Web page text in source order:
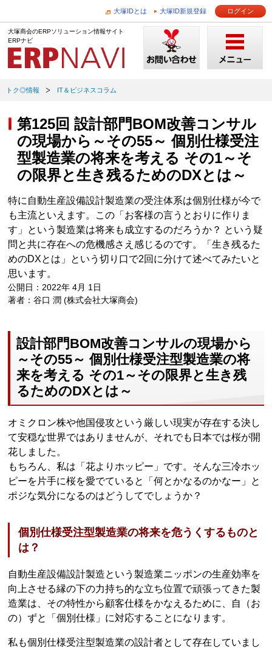
大塚IDとは 大塚ID新規登録 ログイン
大塚商会のERPソリューション情報サイト
ERPナビ
トク◎情報 IT＆ビジネスコラム
第125回 設計部門BOM改善コンサル
の現場から～その55～ 個別仕様受注
型製造業の将来を考える その1～そ
の限界と生き残るためのDXとは～
特に自動生産設備設計製造業の受注体系は個別仕様が今で
も主流といえます。この「お客様の言うとおりに作りま
す」という製造業は将来も成立するのだろうか？ という疑
問と共に存在への危機感さえ感じるのです。「生き残るた
めのDXとは」という切り口で2回に分けて述べてみたいと
思います。
公開日：2022年 4月 1日
著者：谷口 潤 (株式会社大塚商会)
設計部門BOM改善コンサルの現場から
～その55～ 個別仕様受注型製造業の将
来を考える その1～その限界と生き残
るためのDXとは～
オミクロン株や他国侵攻という厳しい現実が存在する決し
て安穏な世界ではありませんが、それでも日本では桜が開
花しました。
もちろん、私は「花よりホッピー」です。そんな三冷ホッ
ピーを片手に桜を愛でていると「何とかなるのかなー」と
ポジな気分になるのはどうしてでしょうか？
個別仕様受注型製造業の将来を危うくするものと
は？
自動生産設備設計製造という製造業ニッポンの生産効率を
向上させる縁の下の力持ち的な立ち位置で頑張ってきた製
造業は、その特性から顧客仕様をかなえるために、自（お
の）ずと「個別仕様」に対応することになります。
私も個別仕様受注型製造業の設計者として存在していまし